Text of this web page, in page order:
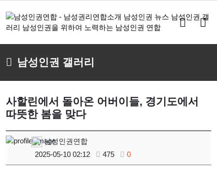
검
버
메
버
남성인권 갤러리
사할린에서 돌아온 어버이들, 경기도에서
따뜻한 봄을 맞다
남성인권연합
2025-05-10 02:12
475 0